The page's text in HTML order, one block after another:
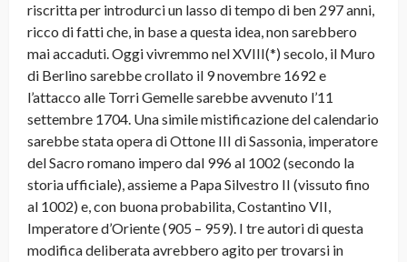
riscritta per introdurci un lasso di tempo di ben 297 anni,
ricco di fatti che, in base a questa idea, non sarebbero
mai accaduti. Oggi vivremmo nel XVIII(*) secolo, il Muro
di Berlino sarebbe crollato il 9 novembre 1692 e
l’attacco alle Torri Gemelle sarebbe avvenuto l’11
settembre 1704. Una simile mistificazione del calendario
sarebbe stata opera di Ottone III di Sassonia, imperatore
del Sacro romano impero dal 996 al 1002 (secondo la
storia ufficiale), assieme a Papa Silvestro II (vissuto fino
al 1002) e, con buona probabilita, Costantino VII,
Imperatore d’Oriente (905 – 959). I tre autori di questa
modifica deliberata avrebbero agito per trovarsi in